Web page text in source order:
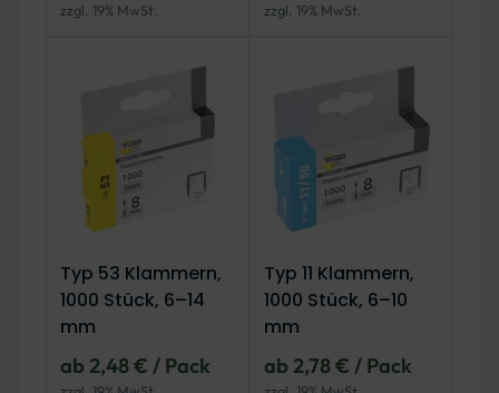
zzgl. 19% MwSt. zzgl. 19% MwSt.
Typ 53 Klammern,
1000 Stück, 6–14
mm
ab 2,48 € / Pack
Typ 11 Klammern,
1000 Stück, 6–10
mm
ab 2,78 € / Pack